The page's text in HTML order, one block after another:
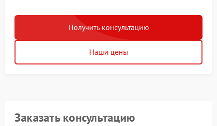
Получить консультацию
Наши цены
Заказать консультацию